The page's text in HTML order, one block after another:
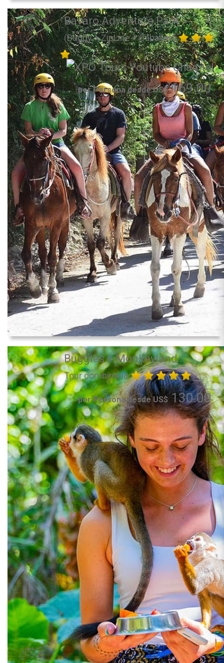
Bavaro Adventure Park
(Buggy + ZipLine + Caballos)
por Persona desde US$169.00
Buggies + Monkeyland
Tour combinado
por Persona desde US$130.00